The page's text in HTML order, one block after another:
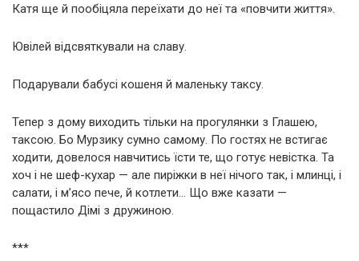
Катя ще й пообіцяла переїхати до неї та «повчити життя».
Ювілей відсвяткували на славу.
Подарували бабусі кошеня й маленьку таксу.
Тепер з дому виходить тільки на прогулянки з Глашею,
таксою. Бо Мурзику сумно самому. По гостях не встигає
ходити, довелося навчитись їсти те, що готує невістка. Та
хоч і не шеф-кухар — але пиріжки в неї нічого так, і млинці, і
салати, і м’ясо пече, й котлети… Що вже казати —
пощастило Дімі з дружиною.
***